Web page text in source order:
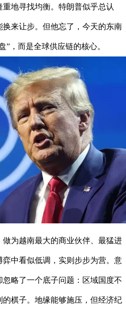
地寻找均衡。特朗普似乎总认
来让步。但他忘了，今天的东南
”，而是全球供应链的核心。
为越南最大的商业伙伴、最猛进
中看似低调，实则步步为营。意
略了一个底子问题：区域国度不
棋子。地缘能够施压，但经济纪